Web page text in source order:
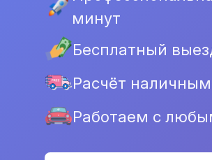
минут
Бесплатный
Расчёт
Работаем с